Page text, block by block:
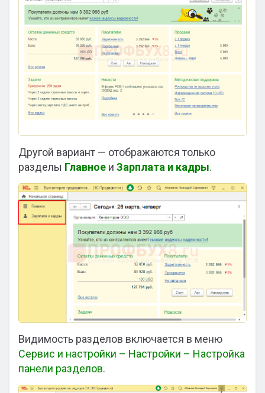
Другой вариант — отображаются только
разделы Главное и Зарплата и кадры.
Видимость разделов включается в меню
Сервис и настройки – Настройки – Настройка
панели разделов.